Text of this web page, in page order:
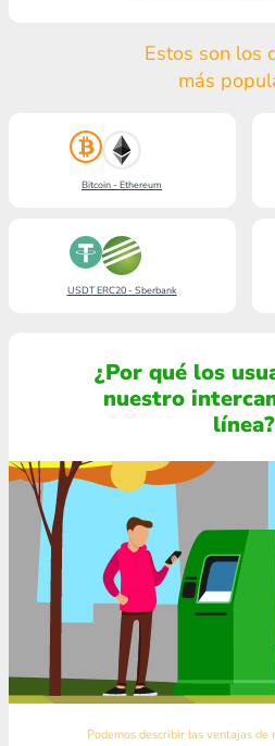
Estos son los
más
Bitcoin - Ethereum
USDT ERC20 - Sberbank
¿Por qué los
nuestro
línea?
Podemos describir las ventajas